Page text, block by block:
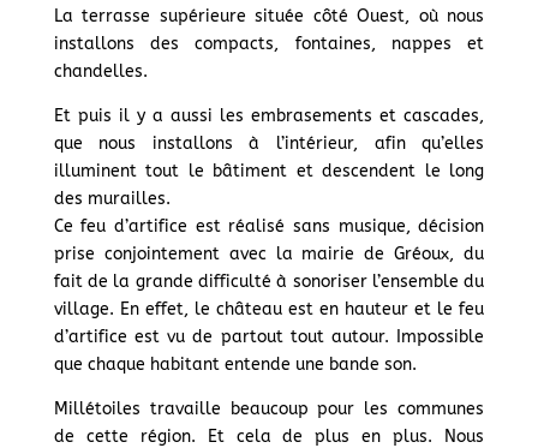
La terrasse supérieure située côté Ouest, où nous
installons des compacts, fontaines, nappes et
chandelles.
Et puis il y a aussi les embrasements et cascades,
que nous installons à l’intérieur, afin qu’elles
illuminent tout le bâtiment et descendent le long
des murailles.
Ce feu d’artifice est réalisé sans musique, décision
prise conjointement avec la mairie de Gréoux, du
fait de la grande difficulté à sonoriser l’ensemble du
village. En effet, le château est en hauteur et le feu
d’artifice est vu de partout tout autour. Impossible
que chaque habitant entende une bande son.
Millétoiles travaille beaucoup pour les communes
de cette région. Et cela de plus en plus. Nous